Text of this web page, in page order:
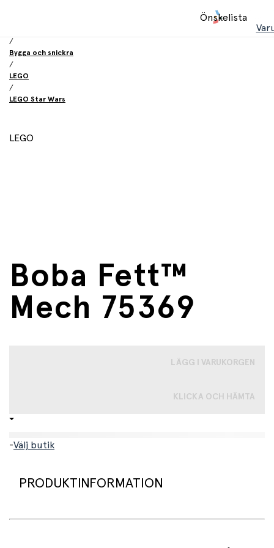
Önskelista
/
Bygga och snickra
/
LEGO
/
LEGO Star Wars
LEGO
Boba Fett™
Mech 75369
LÄGG I VARUKORGEN
KLICKA OCH HÄMTA
-Välj butik
PRODUKTINFORMATION